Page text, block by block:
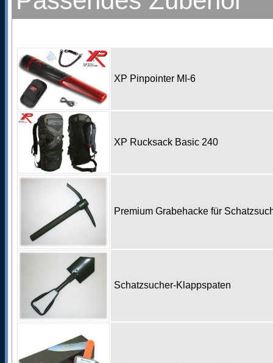
XP Pinpointer MI-6
XP Rucksack Basic 240
Premium Grabehacke für
Schatzsucher-Klappspaten